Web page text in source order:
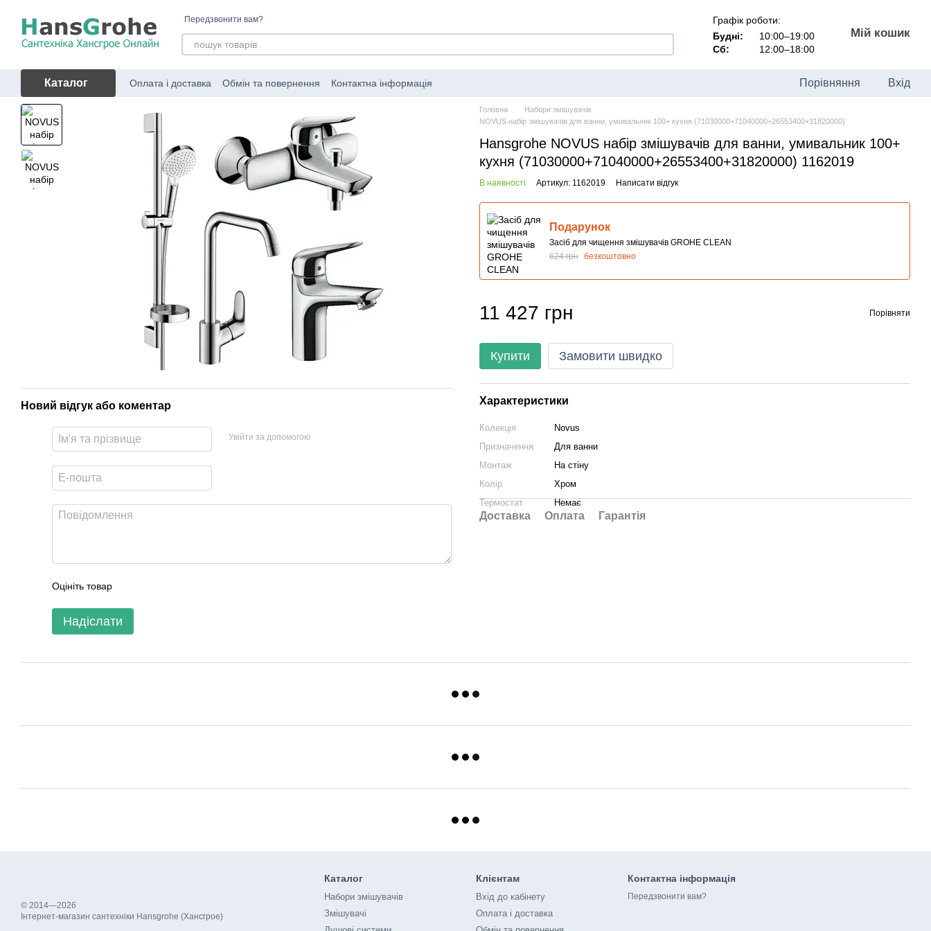
Передзвонити вам?
Графік роботи:
Будні:
10:00–19:00
Сб:
12:00–18:00
Мій кошик
Каталог Оплата і доставка Обмін та повернення Контактна інформація Порівняння Вхід
Новий відгук або коментар
Увійти за допомогою
Оцініть товар
Надіслати
Головна
Набори змішувачів
NOVUS набір змішувачів для ванни, умивальник 100+ кухня (71030000+71040000+26553400+31820000)
Hansgrohe NOVUS набір змішувачів для ванни, умивальник 100+
кухня (71030000+71040000+26553400+31820000) 1162019
В наявності Артикул: 1162019 Написати відгук
Подарунок
Засіб для чищення змішувачів GROHE CLEAN
624 грн безкоштовно
11 427 грн Порівняти
Купити Замовити швидко
Характеристики
Колекція
Novus
Призначення
Для ванни
Монтаж
На стіну
Колір
Хром
Термостат
Немає
Доставка Оплата Гарантія
© 2014—2026
Інтернет-магазин сантехніки Hansgrohe (Хансгрое)
Каталог
Набори змішувачів
Змішувачі
Клієнтам
Вхід до кабінету
Оплата і доставка
Контактна інформація
Передзвонити вам?